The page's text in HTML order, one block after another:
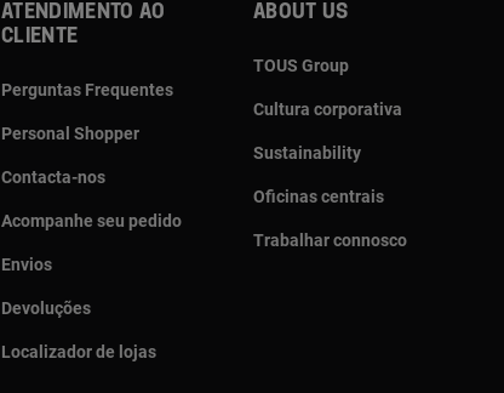
Atendimento ao
cliente
Perguntas Frequentes
Personal Shopper
Contacta-nos
Acompanhe seu pedido
Envios
Devoluções
Localizador de lojas
About us
TOUS Group
Cultura corporativa
Sustainability
Oficinas centrais
Trabalhar connosco